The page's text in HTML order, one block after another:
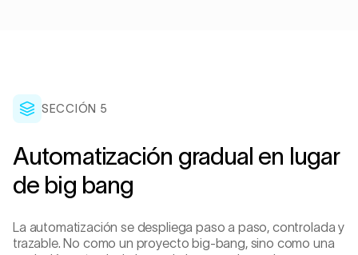
SECCIÓN 5
Automatización gradual en lugar
de big bang
La automatización se despliega paso a paso, controlada y
trazable. No como un proyecto big-bang, sino como una